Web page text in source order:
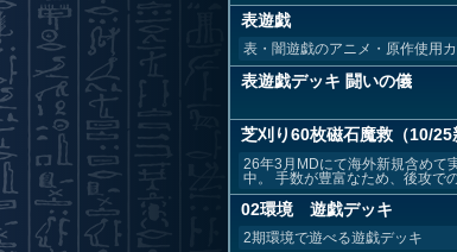
表遊戯
表・闇遊戯のアニメ・原作使用
表遊戯デッキ 闘いの儀
芝刈り60枚磁石魔救（10/
26年3月MDにて海外新規含め
中。 手数が豊富なため、後攻で
02環境 遊戯デッキ
2期環境で遊べる遊戯デッキ